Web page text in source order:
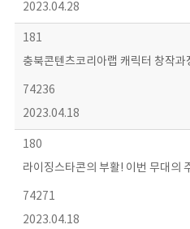
2023.04.28
181
충북콘텐츠코리아랩 캐릭터 창작과
74236
2023.04.18
180
라이징스타콘의 부활! 이번 무대의
74271
2023.04.18